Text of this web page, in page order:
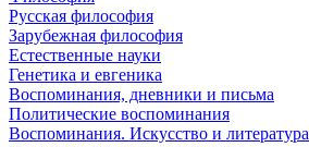
Русская философия
Зарубежная философия
Естественные науки
Генетика и евгеника
Воспоминания, дневники и письма
Политические воспоминания
Воспоминания. Искусство и литература